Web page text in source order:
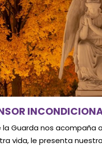
la Guarda nos acompaña
vida, le presenta